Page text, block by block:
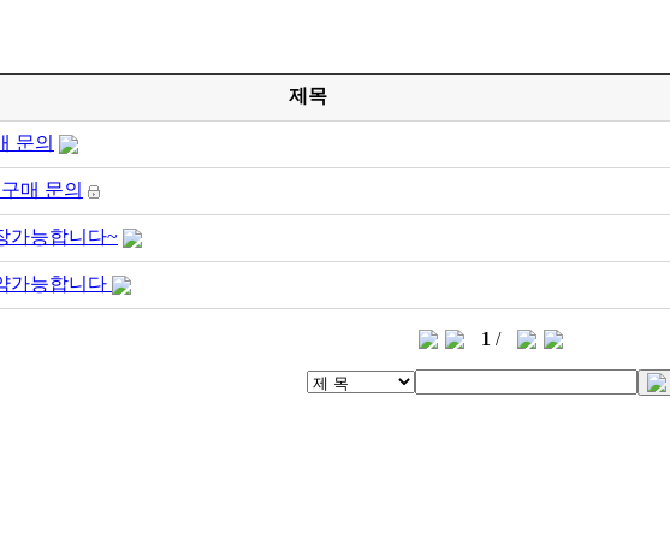
제목
문의
매 문의
가능합니다~
가능합니다
1 /